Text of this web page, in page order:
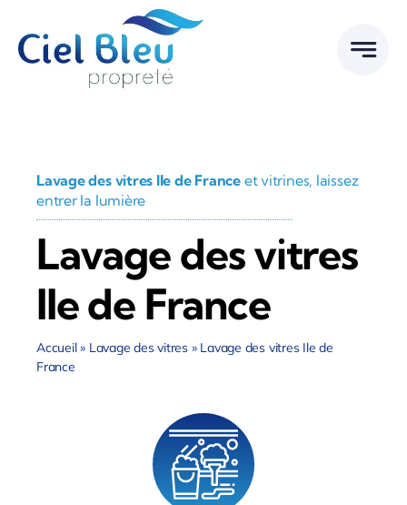
contenu
Lavage des vitres Ile de France et vitrines, laissez
entrer la lumière
Lavage des vitres
Ile de France
Accueil» Lavage des vitres» Lavage des vitres Ile de
France